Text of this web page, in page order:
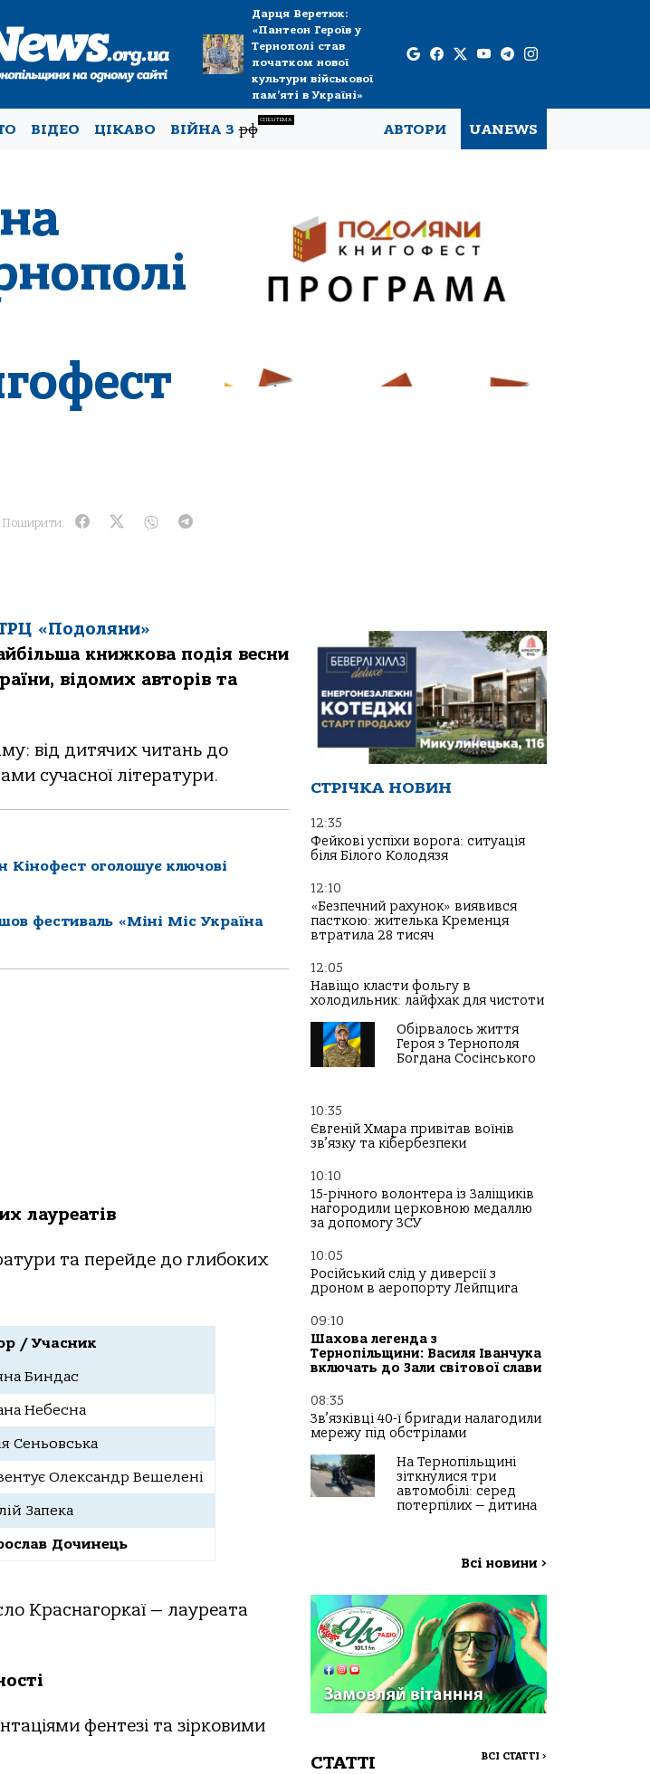
Дарця Веретюк:
«Пантеон Героїв у
Тернополі став
початком нової
культури військової
пам’яті в Україні»
ВІДЕО ЦІКАВО ВІЙНА Зрф
СПЕЦТЕМА
АВТОРИ UANEWS
Поширити:
«Подоляни»
книжкова подія весни
відомих авторів та
від дитячих читань до
сучасної літератури.
Кінофест оголошує ключові
фестиваль «Міні Міс Україна
лауреатів
та перейде до глибоких
/ Учасник
Биндас
Небесна
Сеньовська
Олександр Вешелені
Запека
Дочинець
Краснагоркаї — лауреата
фентезі та зірковими
СТРІЧКА НОВИН
12:35
Фейкові успіхи ворога: ситуація
біля Білого Колодязя
12:10
«Безпечний рахунок» виявився
пасткою: жителька Кременця
втратила 28 тисяч
12:05
Навіщо класти фольгу в
холодильник: лайфхак для чистоти
Обірвалось життя
Героя з Тернополя
Богдана Сосінського
10:35
Євгеній Хмара привітав воїнів
зв’язку та кібербезпеки
10:10
15-річного волонтера із Заліщиків
нагородили церковною медаллю
за допомогу ЗСУ
10:05
Російський слід у диверсії з
дроном в аеропорту Лейпцига
09:10
Шахова легенда з
Тернопільщини: Василя Іванчука
включать до Зали світової слави
08:35
Зв’язківці 40-ї бригади налагодили
мережу під обстрілами
На Тернопільщині
зіткнулися три
автомобілі: серед
потерпілих — дитина
Всі новини >
СТАТТІ ВСІ СТАТТІ >